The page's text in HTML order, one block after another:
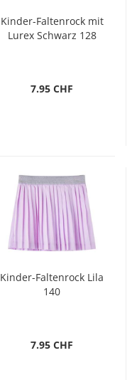
Kinder-Faltenrock mit
Lurex Schwarz 128
7.95 CHF
Kinder-Faltenrock Lila
140
7.95 CHF